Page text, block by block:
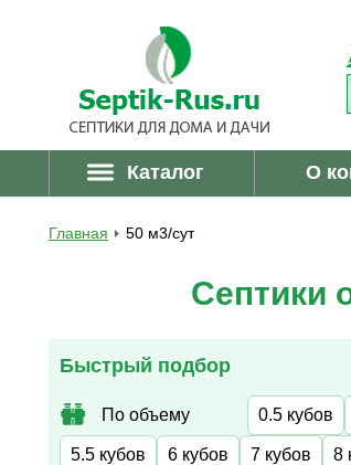
Каталог О
Главная 50 м3/сут
Септики
Быстрый подбор
По объему 0.5 кубов
5.5 кубов 6 кубов 7 кубов 8